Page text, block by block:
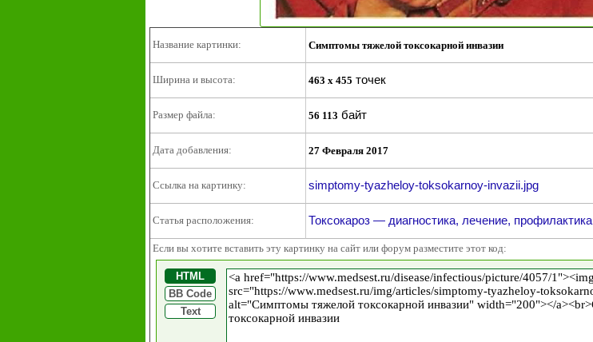
Название картинки: Симптомы тяжелой токсокарной инвазии
Ширина и высота: 463 x 455 точек
Размер файла: 56 113 байт
Дата добавления: 27 Февраля 2017
Ссылка на картинку: simptomy-tyazheloy-toksokarnoy-invazii.jpg
Статья расположения: Токсокароз — диагностика, лечение, профилактика
Если вы хотите вставить эту картинку на сайт или форум разместите этот код:
HTML
BB Code
Text